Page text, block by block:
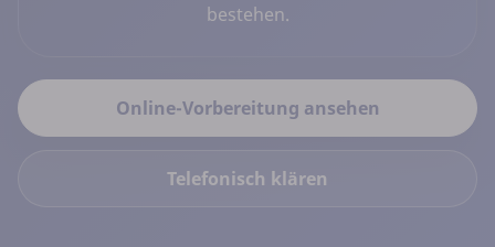
bestehen.
Online-Vorbereitung ansehen
Telefonisch klären